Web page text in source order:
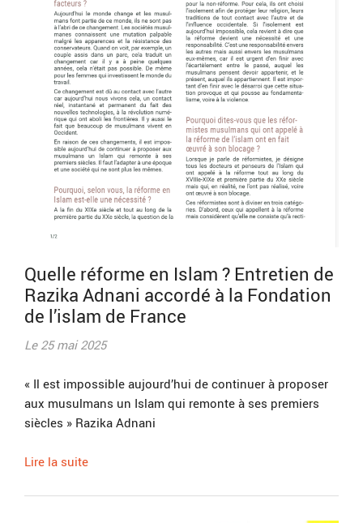
Quelle réforme en Islam ? Entretien de
Razika Adnani accordé à la Fondation
de l’islam de France
Le 25 mai 2025
« Il est impossible aujourd’hui de continuer à proposer
aux musulmans un Islam qui remonte à ses premiers
siècles » Razika Adnani
Lire la suite